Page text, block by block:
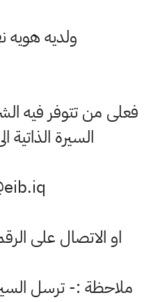
ولديه هويه
من تتوفر فيه
السيرة الذاتية الى
او الاتصال على الرقم 07835070565
ملاحظة :- ترسل السيرة